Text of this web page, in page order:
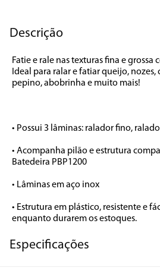
Descrição
Fatie e rale nas texturas fina e grossa
Ideal para ralar e fatiar queijo,
pepino, abobrinha e muito mais!
• Possui 3 lâminas: ralador fino,
• Acompanha pilão e estrutura
Batedeira PBP1200
• Lâminas em aço inox
• Estrutura em plástico, resistente e
enquanto durarem os estoques.
Especificações